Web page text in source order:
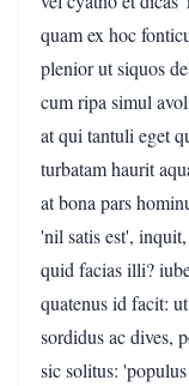
quam ex hoc
plenior ut siquos
cum ripa simul
at qui tantuli eget
turbatam haurit
at bona pars
'nil satis est',
quid facias illi?
quatenus id facit:
sordidus ac dives,
sic solitus: